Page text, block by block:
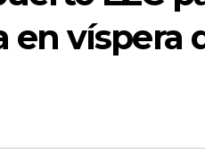
en víspera